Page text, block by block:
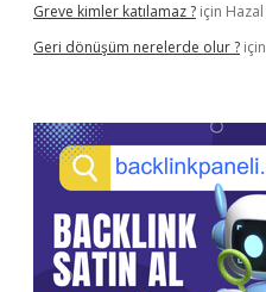
Greve kimler katılamaz ? için Hazal
Geri dönüşüm nerelerde olur ? için